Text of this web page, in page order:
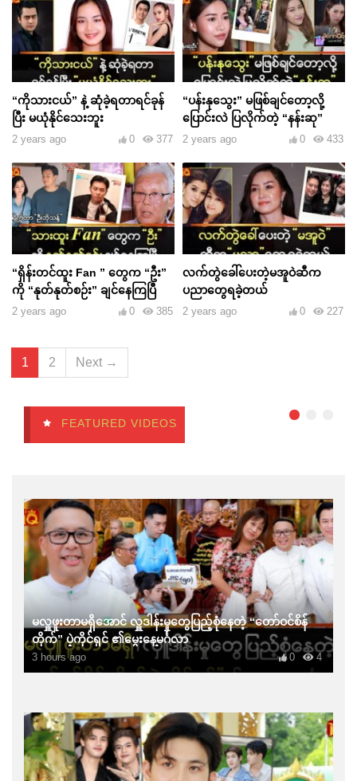
“ကိုသားငယ်” နဲ့ ဆုံခဲ့ရတာရင်ခုန်
ပြီး မယုံနိုင်သေးဘူး
2 years ago 377
0
“ပန်းနုသွေး” မဖြစ်ချင်တော့လို့
ပြောင်းလဲ ပြလိုက်တဲ့ “နန်းဆု”
2 years ago 433
0
“ရှိန်းတင်ထူး Fan ” တွေက “ဦး”
ကို “နုတ်နုတ်စဉ်း” ချင်နေကြပြီ
2 years ago 385
0
လက်တွဲခေါ်ပေးတဲ့မအူဝဲဆီက
ပညာတွေရခဲ့တယ်
2 years ago 227
0
1 2 Next →
FEATURED VIDEOS
မလှူဖူးတာမရှိအောင် လှူဒါန်းမှုတွေပြည့်စုံနေတဲ့ “တော်ဝင်စိန်
တိုက်” ပဲ့ကိုင်ရှင် ၏မွေးနေ့မင်္ဂလာ
3 hours ago 4
0